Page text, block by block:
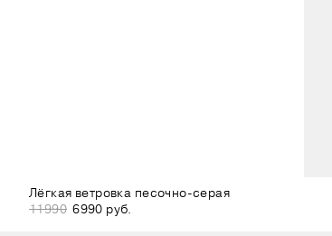
Лёгкая ветровка песочно-серая
11990 6990 руб.